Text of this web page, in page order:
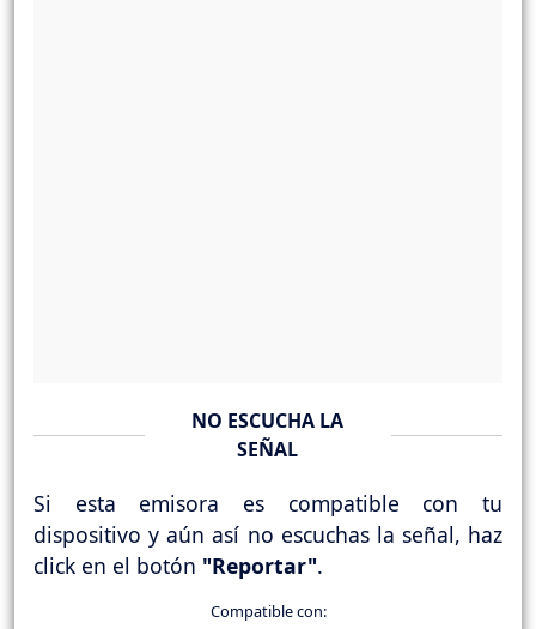
NO ESCUCHA LA
SEÑAL
Si esta emisora es compatible con tu
dispositivo y aún así no escuchas la señal, haz
click en el botón "Reportar".
Compatible con: